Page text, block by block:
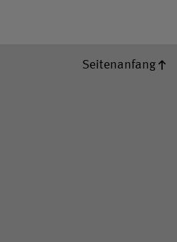
Seitenanfang